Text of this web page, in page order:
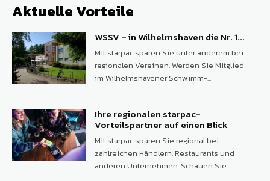
Aktuelle Vorteile
WSSV – in Wilhelmshaven die Nr. 1...
Mit starpac sparen Sie unter anderem bei
regionalen Vereinen. Werden Sie Mitglied
im Wilhelmshavener Schwimm-...
Ihre regionalen starpac-
Vorteilspartner auf einen Blick
Mit starpac sparen Sie regional bei
zahlreichen Händlern. Restaurants und
anderen Unternehmen. Schauen Sie...